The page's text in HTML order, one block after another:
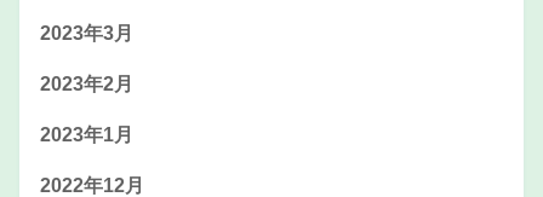
2023年3月
2023年2月
2023年1月
2022年12月